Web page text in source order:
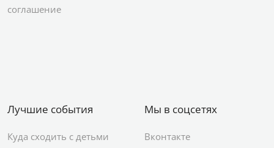
соглашение
Лучшие события
Куда сходить с детьми
Мы в соцсетях
Вконтакте